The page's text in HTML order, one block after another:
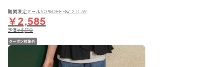
期間限定セール50％OFF~8/12 11:59
￥2,585
定価￥5,170